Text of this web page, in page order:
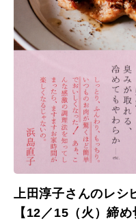
上田淳子さんのレシ
【12／15（火）締め